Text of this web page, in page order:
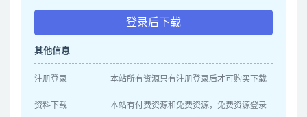
登录后下载
其他信息
注册登录 本站所有资源只有注册登录后才可购买下载
资料下载
本站有付费资源和免费资源，免费资源登录